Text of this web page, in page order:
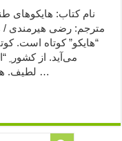
مترجم: رضی هیرمندی /
“هایکو” کوتاه است.
می‌آید. از کشور
لطیف. هایکو را هم مانند هر شعری نباید سَرسَری …